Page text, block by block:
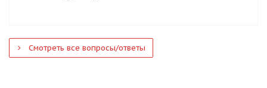
Смотреть все вопросы/ответы